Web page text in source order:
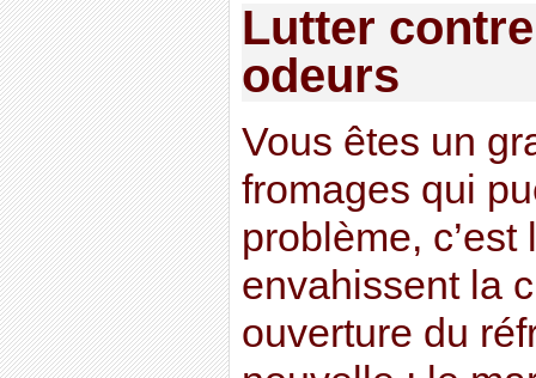
Lutter
odeurs
Vous êtes un
fromages qui
problème,
envahissent la
ouverture du